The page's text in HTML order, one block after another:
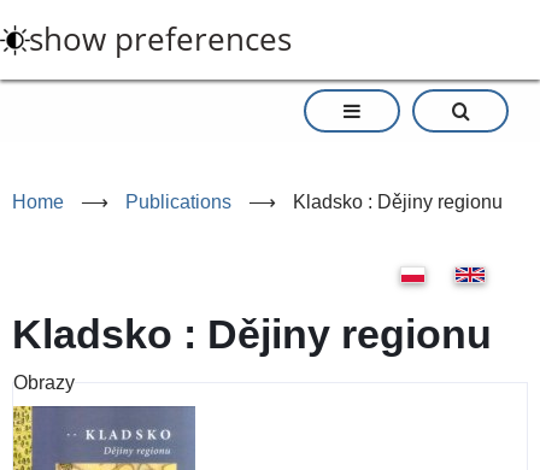
to
main
show preferences
Home ⟶ Publications ⟶ Kladsko : Dějiny regionu
Kladsko : Dějiny regionu
Obrazy